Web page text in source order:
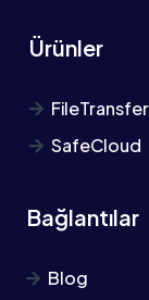
Ürünler
FileTransfer
SafeCloud
Bağlantılar
Blog